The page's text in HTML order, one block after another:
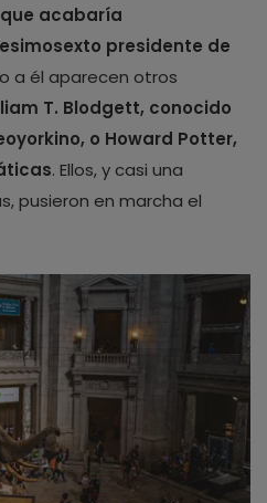
que acabaría
presidente de
a él aparecen otros
T. Blodgett, conocido
o Howard Potter,
. Ellos, y casi una
pusieron en marcha el